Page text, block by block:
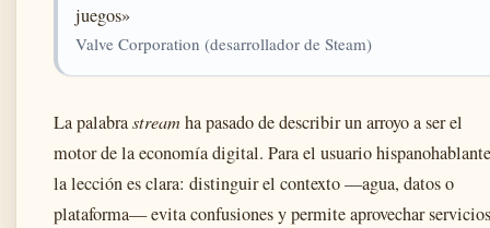
juegos»
Valve Corporation (desarrollador de Steam)
La palabrastreamha pasado de describir un arroyo a ser el
motor de la economía digital. Para el usuario
la lección es clara: distinguir el contexto —agua, datos o
plataforma— evita confusiones y permite aprovechar servicios